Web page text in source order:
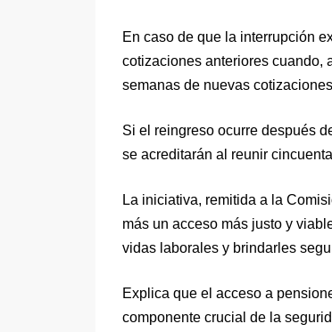
En caso de que la interrupción
cotizaciones anteriores cuando,
semanas de nuevas
Si el reingreso ocurre después
se acreditarán al reunir
La iniciativa, remitida a la
más un acceso más justo y
vidas laborales y brindarles
Explica que el acceso a
componente crucial de la